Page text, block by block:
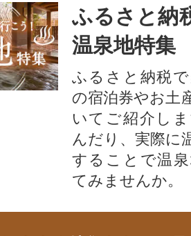
ふるさと納
温泉地特集
ふるさと納税
の宿泊券やお土
いてご紹介し
んだり、実際に
することで温
てみませんか。